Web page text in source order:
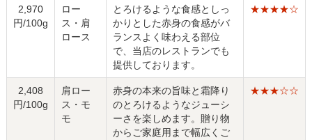
2,970
円/100g
ロー
ス・肩
ロース
とろけるような食感としっ
かりとした赤身の食感がバ
ランスよく味わえる部位
で、当店のレストランでも
提供しております。
★★★★☆
2,408
円/100g
肩ロー
ス・モ
モ
赤身の本来の旨味と霜降り
のとろけるようなジューシ
ーさを楽しめます。贈り物
からご家庭用まで幅広くご
★★★☆☆